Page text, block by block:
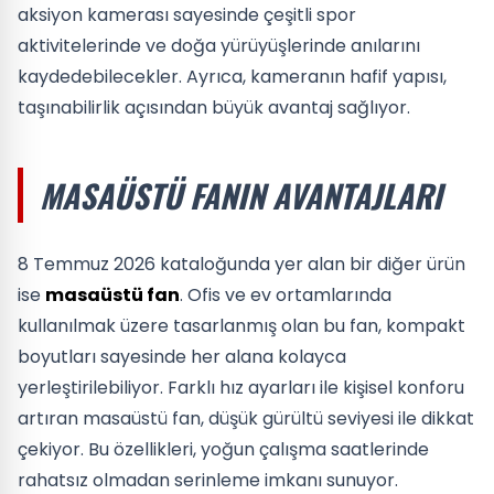
aksiyon kamerası sayesinde çeşitli spor
aktivitelerinde ve doğa yürüyüşlerinde anılarını
kaydedebilecekler. Ayrıca, kameranın hafif yapısı,
taşınabilirlik açısından büyük avantaj sağlıyor.
MASAÜSTÜ FANIN AVANTAJLARI
8 Temmuz 2026 kataloğunda yer alan bir diğer ürün
ise masaüstü fan. Ofis ve ev ortamlarında
kullanılmak üzere tasarlanmış olan bu fan, kompakt
boyutları sayesinde her alana kolayca
yerleştirilebiliyor. Farklı hız ayarları ile kişisel konforu
artıran masaüstü fan, düşük gürültü seviyesi ile dikkat
çekiyor. Bu özellikleri, yoğun çalışma saatlerinde
rahatsız olmadan serinleme imkanı sunuyor.